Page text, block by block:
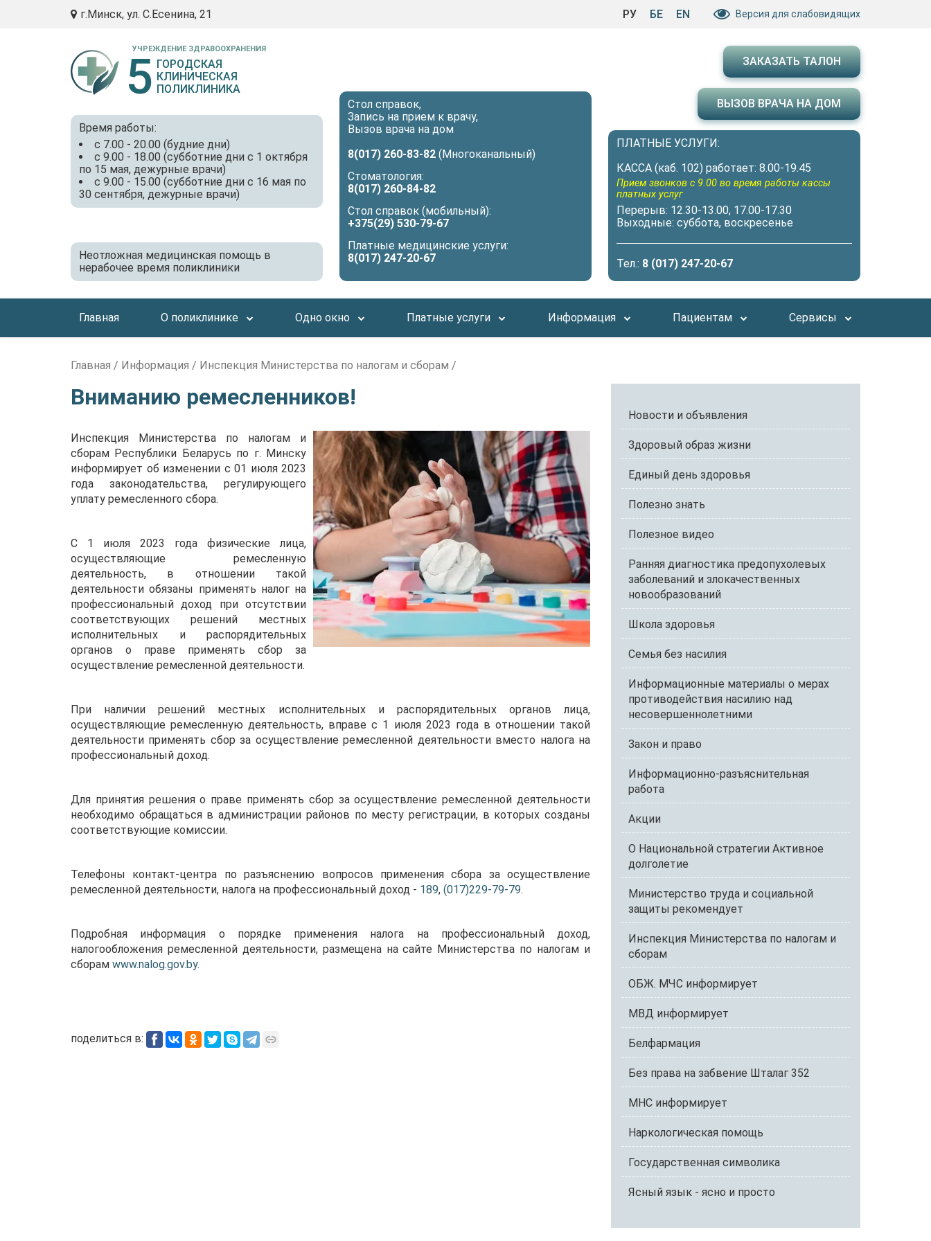
г.Минск, ул. С.Есенина, 21 РУ БЕ EN Версия для слабовидящих
УЧРЕЖДЕНИЕ ЗДРАВООХРАНЕНИЯ
5 ГОРОДСКАЯ
КЛИНИЧЕСКАЯ
ПОЛИКЛИНИКА
Время работы:
с 7.00 - 20.00 (будние дни)
с 9.00 - 18.00 (субботние дни с 1 октября
по 15 мая, дежурные врачи)
с 9.00 - 15.00 (субботние дни с 16 мая по
30 сентября, дежурные врачи)
Неотложная медицинская помощь в
нерабочее время поликлиники
Стол справок,
Запись на прием к врачу,
Вызов врача на дом
8(017) 260-83-82 (Многоканальный)
Стоматология:
8(017) 260-84-82
Стол справок (мобильный):
+375(29) 530-79-67
Платные медицинские услуги:
8(017) 247-20-67
ЗАКАЗАТЬ ТАЛОН
ВЫЗОВ ВРАЧА НА ДОМ
ПЛАТНЫЕ УСЛУГИ:
КАССА (каб. 102) работает: 8.00-19.45
Прием звонков с 9.00 во время работы кассы
платных услуг
Перерыв: 12.30-13.00, 17.00-17.30
Выходные: суббота, воскресенье
Тел.: 8 (017) 247-20-67
Главная О поликлинике Одно окно Платные услуги Информация Пациентам Сервисы
Главная / Информация / Инспекция Министерства по налогам и сборам /
Вниманию ремесленников!
Инспекция Министерства по налогам и
сборам Республики Беларусь по г. Минску
информирует об изменении с 01 июля 2023
года законодательства, регулирующего
уплату ремесленного сбора.
С 1 июля 2023 года физические лица,
осуществляющие ремесленную
деятельность, в отношении такой
деятельности обязаны применять налог на
профессиональный доход при отсутствии
соответствующих решений местных
исполнительных и распорядительных
органов о праве применять сбор за
осуществление ремесленной деятельности.
При наличии решений местных исполнительных и распорядительных органов лица,
осуществляющие ремесленную деятельность, вправе с 1 июля 2023 года в отношении такой
деятельности применять сбор за осуществление ремесленной деятельности вместо налога на
профессиональный доход.
Для принятия решения о праве применять сбор за осуществление ремесленной деятельности
необходимо обращаться в администрации районов по месту регистрации, в которых созданы
соответствующие комиссии.
Телефоны контакт-центра по разъяснению вопросов применения сбора за осуществление
ремесленной деятельности, налога на профессиональный доход - 189, (017)229-79-79.
Подробная информация о порядке применения налога на профессиональный доход,
налогообложения ремесленной деятельности, размещена на сайте Министерства по налогам и
сборам www.nalog.gov.by.
поделиться в:
Новости и объявления
Здоровый образ жизни
Единый день здоровья
Полезно знать
Полезное видео
Ранняя диагностика предопухолевых
заболеваний и злокачественных
новообразований
Школа здоровья
Семья без насилия
Информационные материалы о мерах
противодействия насилию над
несовершеннолетними
Закон и право
Информационно-разъяснительная
работа
Акции
О Национальной стратегии Активное
долголетие
Министерство труда и социальной
защиты рекомендует
Инспекция Министерства по налогам и
сборам
ОБЖ. МЧС информирует
МВД информирует
Белфармация
Без права на забвение Шталаг 352
МНС информирует
Наркологическая помощь
Государственная символика
Ясный язык - ясно и просто